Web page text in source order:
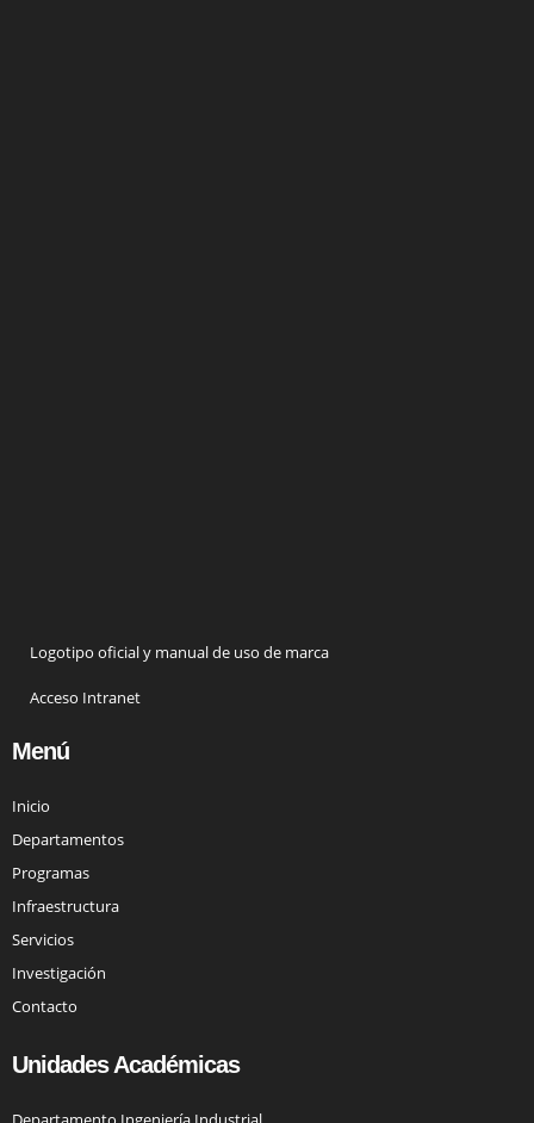
Logotipo oficial y manual de uso de marca
Acceso Intranet
Menú
Inicio
Departamentos
Programas
Infraestructura
Servicios
Investigación
Contacto
Unidades Académicas